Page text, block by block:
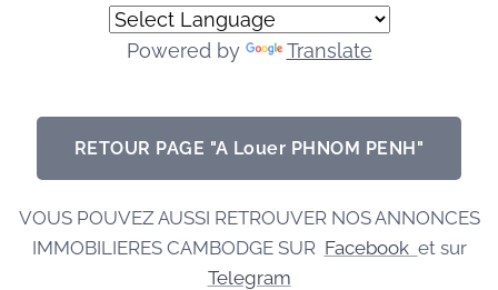
Powered by Translate
RETOUR PAGE "A Louer PHNOM PENH"
VOUS POUVEZ AUSSI RETROUVER NOS ANNONCES
IMMOBILIERES CAMBODGE SUR Facebook et sur
Telegram